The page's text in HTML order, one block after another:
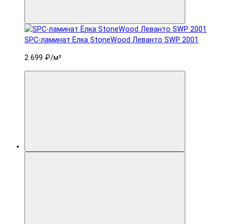
SPC-ламинат Ëлка StoneWood Леванто SWP 2001
2 699 ₽/м²